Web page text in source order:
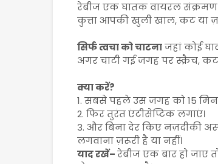
रेबीज एक घातक वायरल संक्रमण
कुत्ता आपकी खुली खाल, कट या
सिर्फ त्वचा को चाटनाजहां कोई
अगर चाटी गई जगह पर स्क्रैच, कट,
क्या करें?
1. सबसे पहले उस जगह को 15
2. फिर तुरंत एंटीसेप्टिक लगाएं।
3. और बिना देर किए नज़दीकी
लगवाना ज़रूरी है या नहीं।
याद रखें–रेबीज एक बार हो